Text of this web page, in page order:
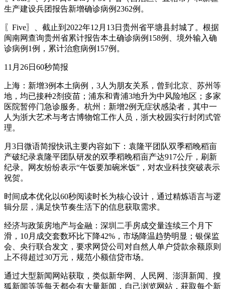
生产建设兵团报告新增确诊病例2362例。
〖Five〗、截止到2022年12月13日贵州省平塘县封城了。根据
闽南网查询贵州省累计报告本土确诊病例158例、境外输入确
诊病例1例，累计治愈病例157例。
11月26日60秒简报
上海：新增3例本土病例，3人为朋友关系，曾到北京、苏州等
地，均已接种2剂疫苗；浦东和青浦3地升为中风险地区；多家
医院暂停门急诊服务。杭州：新增2例无症状感染者，其中一
人为浙大艺术与考古博物馆工作人员，浙大校园实行封闭式管
理。
月3日微语简报快讯主要内容如下：袁隆平团队双季稻晚稻亩
产破纪录袁隆平团队研发的双季稻晚稻亩产达917公斤，刷新
纪录。网友纷纷表示“午饭要加碗米饭”，对农业科技突破表示
祝贺。
时间成本优化以60秒阅读时长为核心设计，通过精炼语言与逻
辑分层，满足快节奏生活下的信息获取需求。
经济与政策房地产与金融：深圳二手房成交量连续三个月下
滑，10月成交套数环比下降42%，市场降温趋势明显；银保监
会、央行联合发文，要求网贷公司对自然人单户贷款余额原则
上不得超过30万元，规范小额信贷市场。
通过大型新闻网站获取，类似新华网、人民网、澎湃新闻、搜
狐新闻等等每天都会有大量新闻，自己浏览网站，获取每个新